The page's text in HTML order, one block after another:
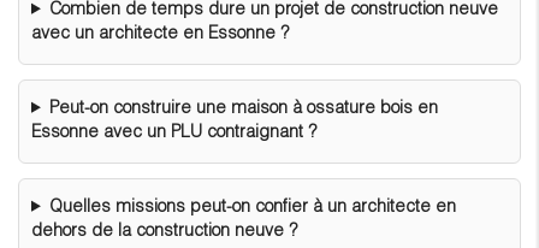
Combien de temps dure un projet de construction neuve
avec un architecte en Essonne ?
Peut-on construire une maison à ossature bois en
Essonne avec un PLU contraignant ?
Quelles missions peut-on confier à un architecte en
dehors de la construction neuve ?